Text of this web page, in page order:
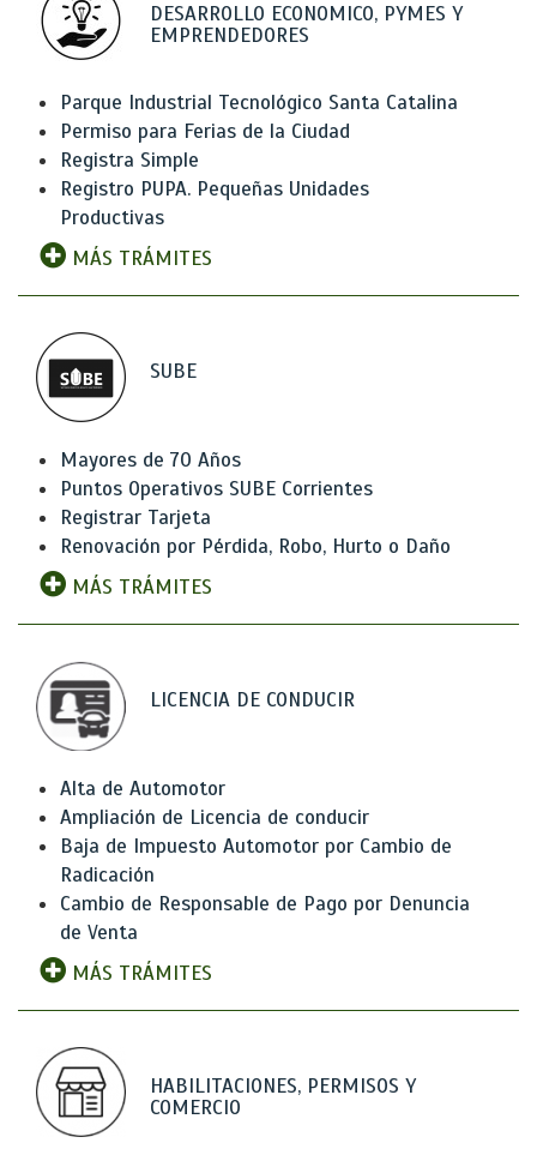
DESARROLLO ECONOMICO, PYMES Y
EMPRENDEDORES
Parque Industrial Tecnológico Santa Catalina
Permiso para Ferias de la Ciudad
Registra Simple
Registro PUPA. Pequeñas Unidades
Productivas
MÁS TRÁMITES
SUBE
Mayores de 70 Años
Puntos Operativos SUBE Corrientes
Registrar Tarjeta
Renovación por Pérdida, Robo, Hurto o Daño
MÁS TRÁMITES
LICENCIA DE CONDUCIR
Alta de Automotor
Ampliación de Licencia de conducir
Baja de Impuesto Automotor por Cambio de
Radicación
Cambio de Responsable de Pago por Denuncia
de Venta
MÁS TRÁMITES
HABILITACIONES, PERMISOS Y
COMERCIO